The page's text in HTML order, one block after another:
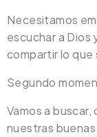
Necesitamos
escuchar a Dios
compartir lo que
Segundo
Vamos a
nuestras